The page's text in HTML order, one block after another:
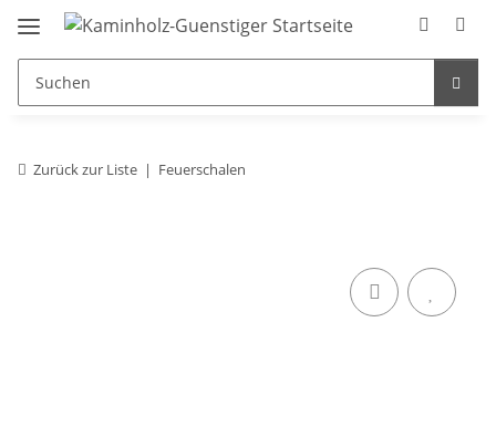
Zurück zur Liste Feuerschalen